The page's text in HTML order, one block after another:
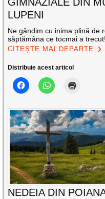
LUPENI
Ne gândim cu inima plină de
săptămâna ce tocmai a
CITEȘTE MAI DEPARTE
Distribuie acest articol
NEDEIA DIN